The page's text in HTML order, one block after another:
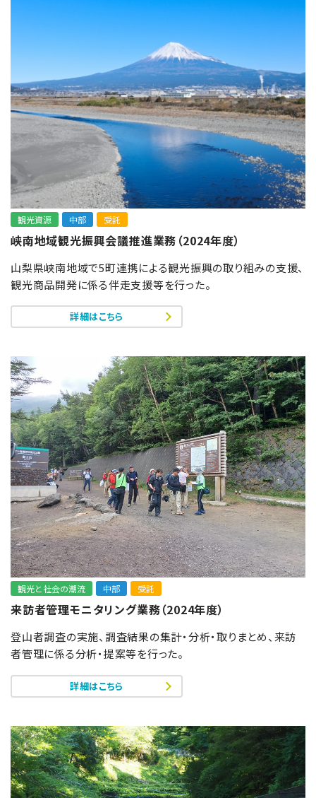
観光資源 中部 受託
峡南地域観光振興会議推進業務（2024年度）
山梨県峡南地域で5町連携による観光振興の取り組みの支援、
観光商品開発に係る伴走支援等を行った。
詳細はこちら
観光と社会の潮流 中部 受託
来訪者管理モニタリング業務（2024年度）
登山者調査の実施、調査結果の集計・分析・取りまとめ、来訪
者管理に係る分析・提案等を行った。
詳細はこちら